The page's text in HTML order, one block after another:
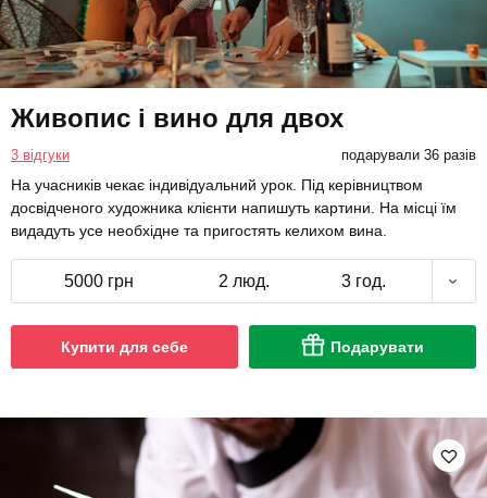
Живопис і вино для двох
3 відгуки подарували 36 разів
На учасників чекає індивідуальний урок. Під керівництвом
досвідченого художника клієнти напишуть картини. На місці їм
видадуть усе необхідне та пригостять келихом вина.
5000 грн 2 люд. 3 год.
Купити для себе Подарувати